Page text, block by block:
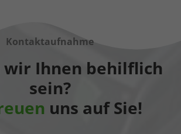
Kontaktaufnahme
wir Ihnen behilflich
sein?
uns auf Sie!